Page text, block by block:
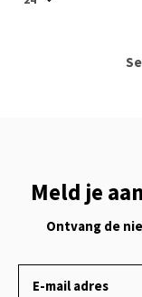
Meld je
Ontvang de